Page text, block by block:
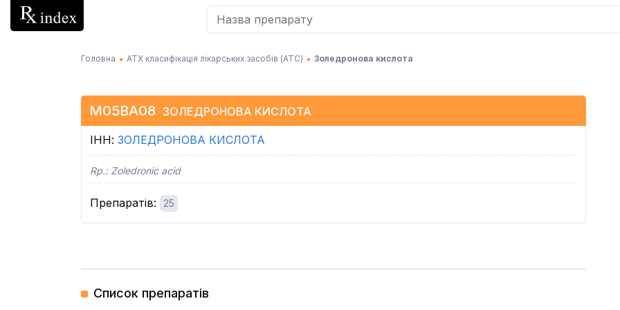
Головна АТХ класифікація лікарських засобів (АТC) Золедронова кислота
M05BA08 ЗОЛЕДРОНОВА КИСЛОТА
ІНН: ЗОЛЕДРОНОВА КИСЛОТА
Rp.: Zoledronic acid
Препаратів: 25
Список препаратів